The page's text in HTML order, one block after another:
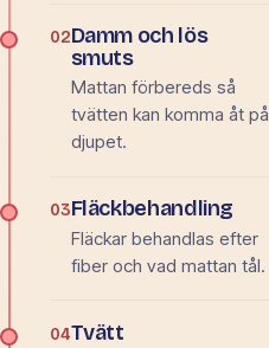
02Damm och lös
smuts
Mattan förbereds så
tvätten kan komma åt på
djupet.
03Fläckbehandling
Fläckar behandlas efter
fiber och vad mattan tål.
04Tvätt